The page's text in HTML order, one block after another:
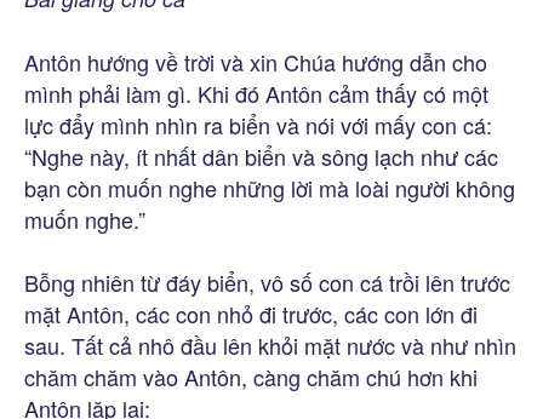
Antôn hướng về trời và xin Chúa hướng dẫn cho
mình phải làm gì. Khi đó Antôn cảm thấy có một
lực đẩy mình nhìn ra biển và nói với mấy con cá:
“Nghe này, ít nhất dân biển và sông lạch như các
bạn còn muốn nghe những lời mà loài người không
muốn nghe.”
Bỗng nhiên từ đáy biển, vô số con cá trồi lên trước
mặt Antôn, các con nhỏ đi trước, các con lớn đi
sau. Tất cả nhô đầu lên khỏi mặt nước và như nhìn
chăm chăm vào Antôn, càng chăm chú hơn khi
Antôn lặp lại: